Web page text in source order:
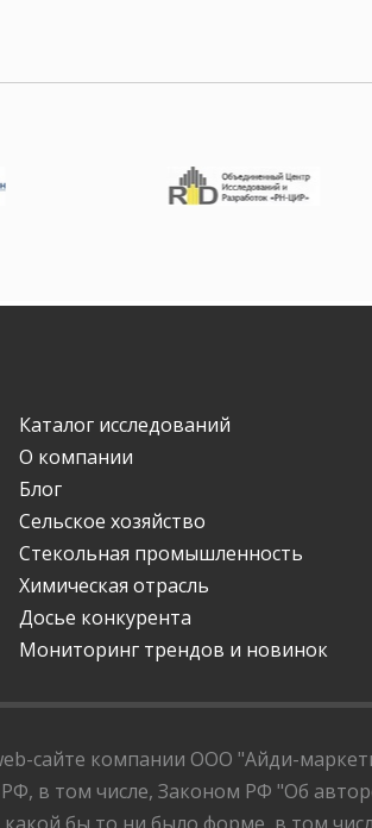
Каталог исследований
О компании
Блог
Сельское хозяйство
Стекольная промышленность
Химическая отрасль
Досье конкурента
Мониторинг трендов и новинок
сайте компании ООО "Айди-
в том числе, Законом РФ "Об